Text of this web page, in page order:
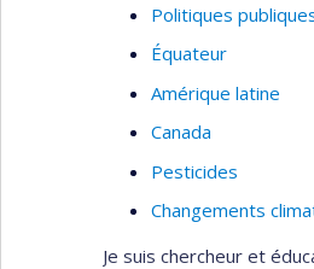
Politiques
Équateur
Amérique latine
Canada
Pesticides
Changements
Je suis chercheur et